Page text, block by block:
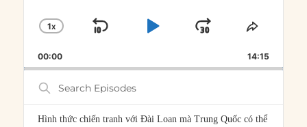
CHANGE
RATE
1X
SKIP
PLAYJUMP
FORWARD
SHARE
00:00 14:15
Search
Episodes
Hình thức chiến tranh với Đài Loan mà Trung Quốc có thể